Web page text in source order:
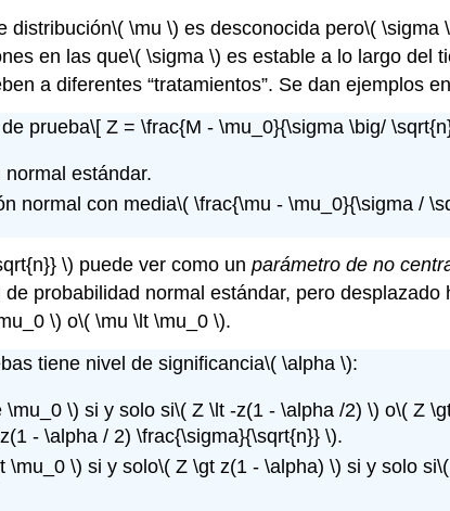
distribución\( \mu \) es desconocida pero\( \sigma
en las que\( \sigma \) es estable a lo largo del
a diferentes tratamientos . Se dan ejemplos
prueba\[ Z = \frac{M - \mu_0}{\sigma \big/
estándar.
normal con media\( \frac{\mu - \mu_0}{\sigma /
\) puede ver como un parámetro de no
probabilidad normal estándar, pero
\) o\( \mu \lt \mu_0 \).
tiene nivel de significancia\( \alpha \):
\mu_0 \) si y solo si\( Z \lt -z(1 - \alpha /2) \) o\( Z
- \alpha / 2) \frac{\sigma}{\sqrt{n}} \).
\mu_0 \) si y solo\( Z \gt z(1 - \alpha) \) si y solo si